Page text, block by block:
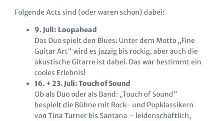
Folgende Acts sind (oder waren schon) dabei:
9. Juli: Loopahead
Das Duo spielt den Blues: Unter dem Motto „Fine
Guitar Art“ wird es jazzig bis rockig, aber auch die
akustische Gitarre ist dabei. Das war bestimmt ein
cooles Erlebnis!
16. + 23. Juli: Touch of Sound
Ob als Duo oder als Band: „Touch of Sound“
bespielt die Bühne mit Rock- und Popklassikern
von Tina Turner bis Santana – leidenschaftlich,